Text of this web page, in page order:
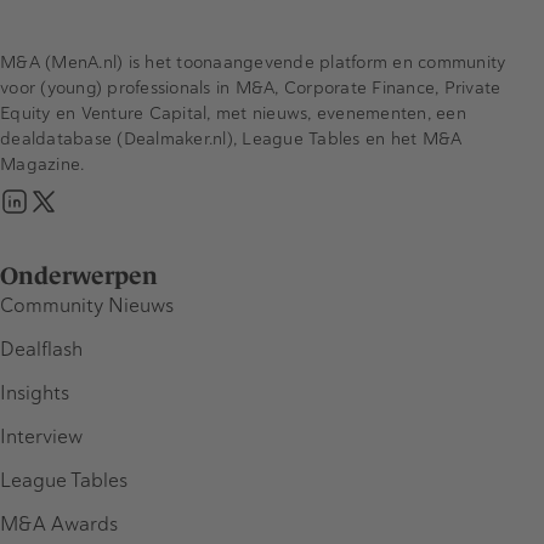
Onderwerpen
Community Nieuws
Dealflash
Insights
Interview
League Tables
M&A Awards
M&A (MenA.nl) is het toonaangevende platform en community
voor (young) professionals in M&A, Corporate Finance, Private
Equity en Venture Capital, met nieuws, evenementen, een
dealdatabase (Dealmaker.nl), League Tables en het M&A
Magazine.